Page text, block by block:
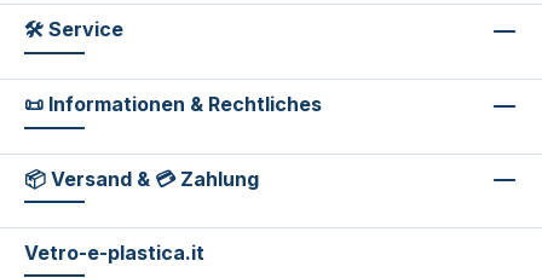
🛠 Service
📜 Informationen & Rechtliches
📦 Versand & 💳 Zahlung
Vetro-e-plastica.it